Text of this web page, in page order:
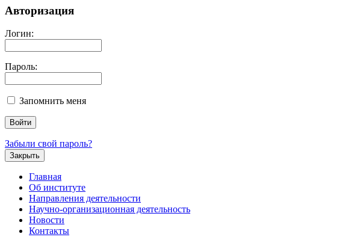
Авторизация
Логин:
Пароль:
Запомнить меня
Забыли свой пароль?
Закрыть
Главная
Об институте
Направления деятельности
Научно-организационная деятельность
Новости
Контакты